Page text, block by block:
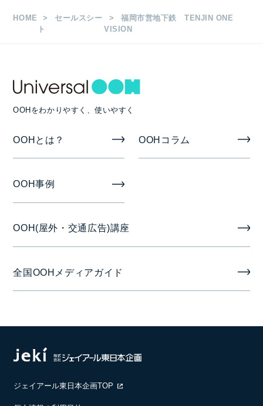
6:00～24:00
入稿素材
静止画または動画
月曜日
音声
HOME
セールスシー
ト
福岡市営地下鉄 TENJIN ONE
VISION
OOHをわかりやすく、使いやすく
OOHとは？ OOHコラム
OOH事例
OOH(屋外・交通広告)講座
全国OOHメディアガイド
ジェイアール東日本企画TOP